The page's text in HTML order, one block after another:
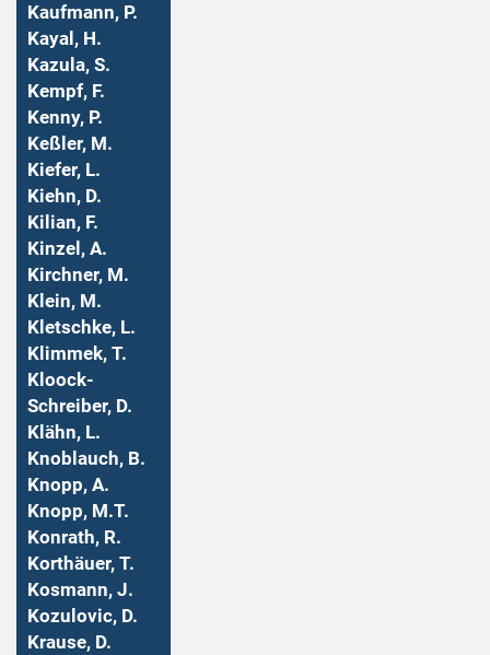
Kaufmann, P.
Kayal, H.
Kazula, S.
Kempf, F.
Kenny, P.
Keßler, M.
Kiefer, L.
Kiehn, D.
Kilian, F.
Kinzel, A.
Kirchner, M.
Klein, M.
Kletschke, L.
Klimmek, T.
Kloock-
Schreiber, D.
Klähn, L.
Knoblauch, B.
Knopp, A.
Knopp, M.T.
Konrath, R.
Korthäuer, T.
Kosmann, J.
Kozulovic, D.
Krause, D.